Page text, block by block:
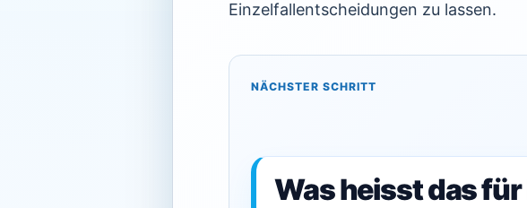
Einzelfallentscheidungen zu lassen.
NÄCHSTER SCHRITT
Was heisst das